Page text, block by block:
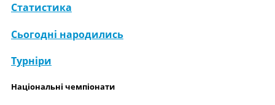
Статистика
Сьогодні народились
Турніри
Національні чемпіонати